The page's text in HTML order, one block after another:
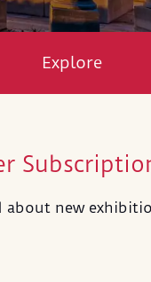
Explore
about new